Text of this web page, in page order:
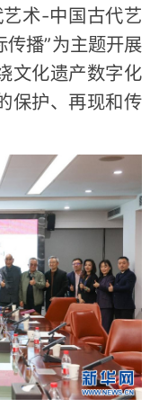
术-中国古代艺
播”为主题开展
文化遗产数字化
保护、再现和传